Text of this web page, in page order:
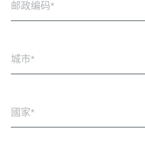
邮政编码
城市
國家*